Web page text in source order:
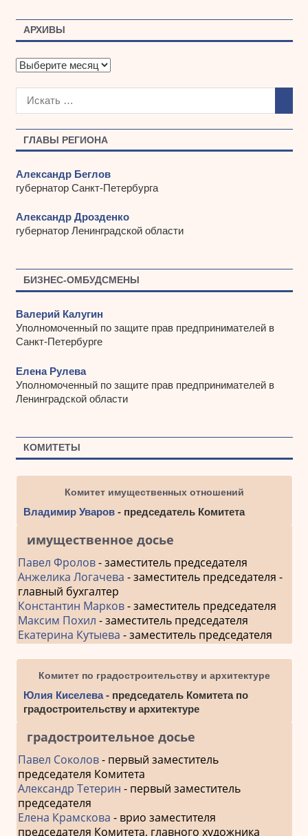
ГЛАВЫ РЕГИОНА
Александр Беглов
губернатор Санкт-Петербурга
Александр Дрозденко
губернатор Ленинградской области
БИЗНЕС-ОМБУДСМЕНЫ
Валерий Калугин
Уполномоченный по защите прав предпринимателей в
Санкт-Петербурге
Елена Рулева
Уполномоченный по защите прав предпринимателей в
Ленинградской области
КОМИТЕТЫ
Комитет имущественных отношений
Владимир Уваров- председатель Комитета
имущественное досье
Павел Фролов- заместитель председателя
Анжелика Логачева - заместитель председателя -
главный бухгалтер
Константин Марков- заместитель председателя
Максим Похил - заместитель председателя
Екатерина Кутыева - заместитель председателя
Комитет по градостроительству и архитектуре
Юлия Киселева- председатель Комитета по
градостроительству и архитектуре
градостроительное досье
Павел Соколов- первый заместитель
председателя Комитета
Александр Тетерин - первый заместитель
председателя
Елена Крамскова - врио заместителя
председателя Комитета, главного художника
АРХИВЫ
А
х
ы